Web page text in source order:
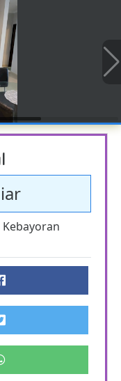
Kebayoran